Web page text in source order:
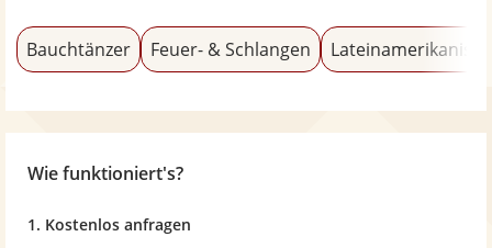
Bauchtänzer Feuer- & Schlangen
Wie funktioniert's?
1. Kostenlos anfragen